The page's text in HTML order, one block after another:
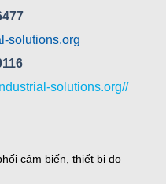
solutions.org
solutions.org//
cảm biến, thiết bị đo